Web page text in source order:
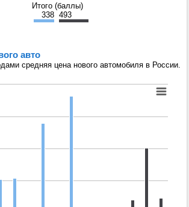
Итого (баллы)
338 493
авто
средняя цена нового автомобиля в России.